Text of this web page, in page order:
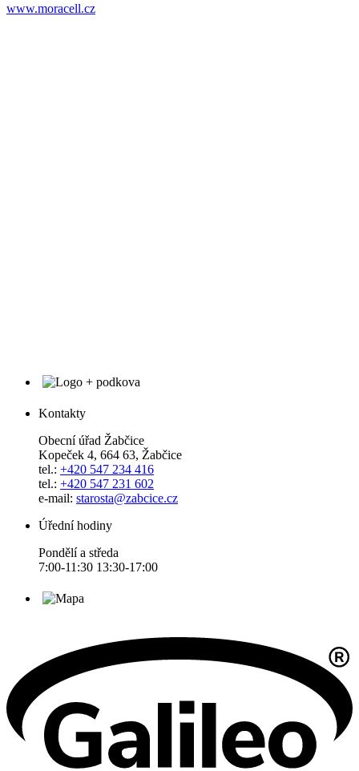
www.moracell.cz
Kontakty
Obecní úřad Žabčice
Kopeček 4, 664 63, Žabčice
tel.: +420 547 234 416
tel.: +420 547 231 602
e-mail: starosta@zabcice.cz
Úřední hodiny
Pondělí a středa
7:00-11:30 13:30-17:00